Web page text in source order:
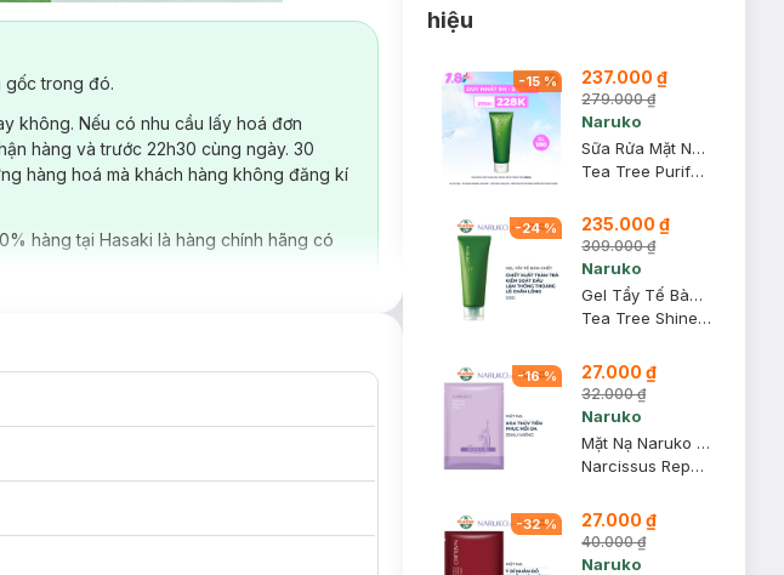
trong đó.
không. Nếu có nhu cầu lấy hoá đơn
hàng và trước 22h30 cùng ngày. 30
hàng hoá mà khách hàng không đăng kí
hàng tại Hasaki là hàng chính hãng có
hiệu
-15% 237.000 ₫
279.000 ₫
Naruko
Sữa Rửa Mặt Naruko Dạng Bùn Tràm Trà 120ml
Tea Tree Purifying Clay Mask & Cleanser In 1
-24% 235.000 ₫
309.000 ₫
Naruko
Gel Tẩy Tế Bào Chết Naruko Chiết Xuất Tràm Trà 120g
Tea Tree Shine Control and Blemish Clear Peeling Gel
-16% 27.000 ₫
32.000 ₫
Naruko
Mặt Nạ Naruko Hoa Thủy Tiên Hỗ Trợ Phục Hồi Da 25ml
Narcissus Repairing Mask
-32% 27.000 ₫
40.000 ₫
Naruko